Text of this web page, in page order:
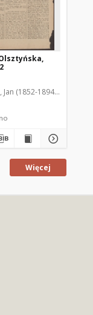
(1852-1894). Red.
Więcej